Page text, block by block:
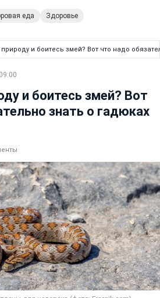
еда Здоровье
и боитесь змей? Вот что надо
и боитесь змей? Вот
знать о гадюках